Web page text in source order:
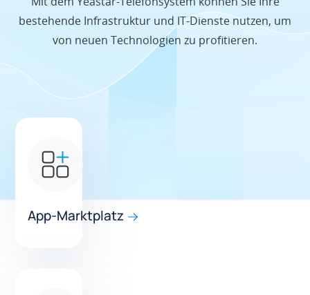
bestehende Infrastruktur und IT-Dienste nutzen, um
von neuen Technologien zu profitieren.
App-Marktplatz